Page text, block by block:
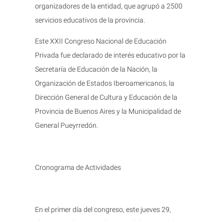
organizadores de la entidad, que agrupó a 2500
servicios educativos de la provincia.
Este XXII Congreso Nacional de Educación
Privada fue declarado de interés educativo por la
Secretaría de Educación de la Nación, la
Organización de Estados Iberoamericanos, la
Dirección General de Cultura y Educación de la
Provincia de Buenos Aires y la Municipalidad de
General Pueyrredón.
Cronograma de Actividades
En el primer día del congreso, este jueves 29,